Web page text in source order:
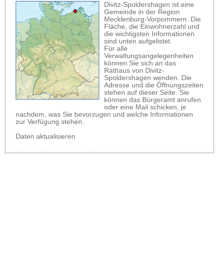
Divitz-Spoldershagen ist eine
Gemeinde in der Region
Mecklenburg-Vorpommern. Die
Fläche, die Einwohnerzahl und
die wichtigsten Informationen
sind unten aufgelistet.
Für alle
Verwaltungsangelegenheiten
können Sie sich an das
Rathaus von Divitz-
Spoldershagen wenden. Die
Adresse und die Öffnungszeiten
stehen auf dieser Seite. Sie
können das Bürgeramt anrufen
oder eine Mail schicken, je
nachdem, was Sie bevorzugen und welche Informationen
zur Verfügung stehen.
Daten aktualisieren